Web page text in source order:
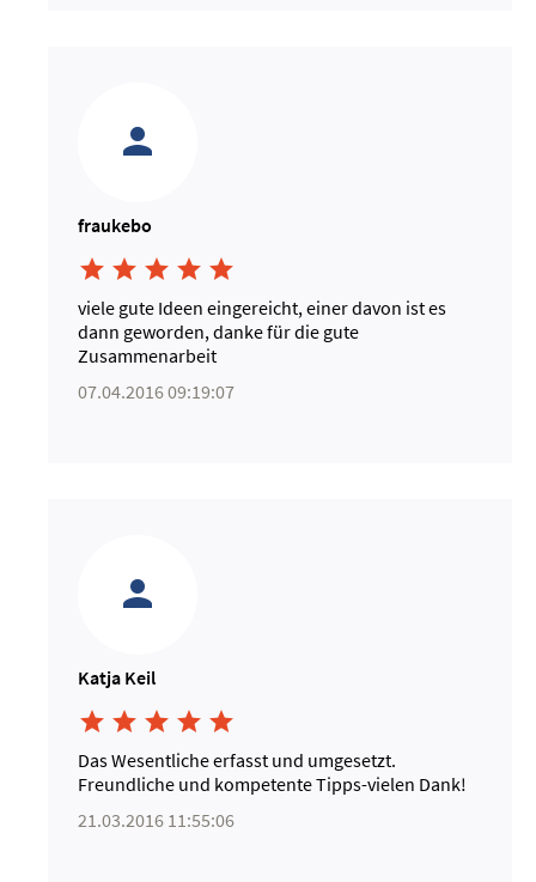
fraukebo
    
viele gute Ideen eingereicht, einer davon ist es
dann geworden, danke für die gute
Zusammenarbeit
07.04.2016 09:19:07
Katja Keil
    
Das Wesentliche erfasst und umgesetzt.
Freundliche und kompetente Tipps-vielen Dank!
21.03.2016 11:55:06